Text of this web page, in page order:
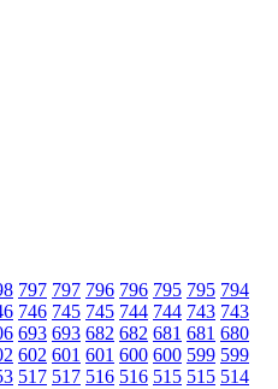
797 797 796 796 795 795 794
746 745 745 744 744 743 743
693 693 682 682 681 681 680
602 601 601 600 600 599 599
517 517 516 516 515 515 514